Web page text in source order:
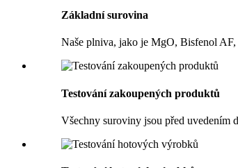
Základní surovina
Naše plniva, jako je MgO, Bisfenol
Testování zakoupených produktů
Všechny suroviny jsou před uvedením